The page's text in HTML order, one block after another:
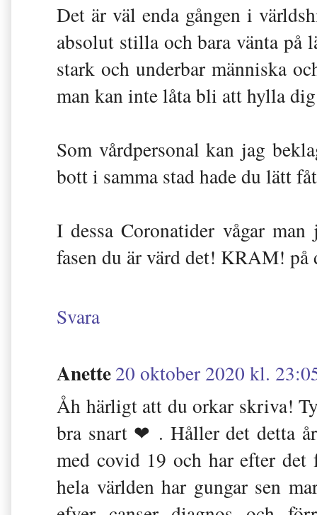
Det är väl enda gången i
absolut stilla och bara vänta på
stark och underbar människa
man kan inte låta bli att hylla
Som vårdpersonal kan jag
bott i samma stad hade du lätt
I dessa Coronatider vågar
fasen du är värd det! KRAM! på
Svara
Anette20 oktober 2020 kl.
Åh härligt att du orkar skriva!
bra snart ❤ . Håller det detta
med covid 19 och har efter
hela världen har gungar sen